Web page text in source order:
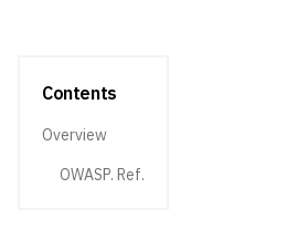
Contents
Overview
OWASP. Ref.